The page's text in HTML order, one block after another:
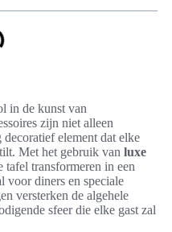
in de kunst van
zijn niet alleen
element dat elke
Met het gebruik van luxe
tafel transformeren in een
voor diners en speciale
versterken de algehele
sfeer die elke gast zal